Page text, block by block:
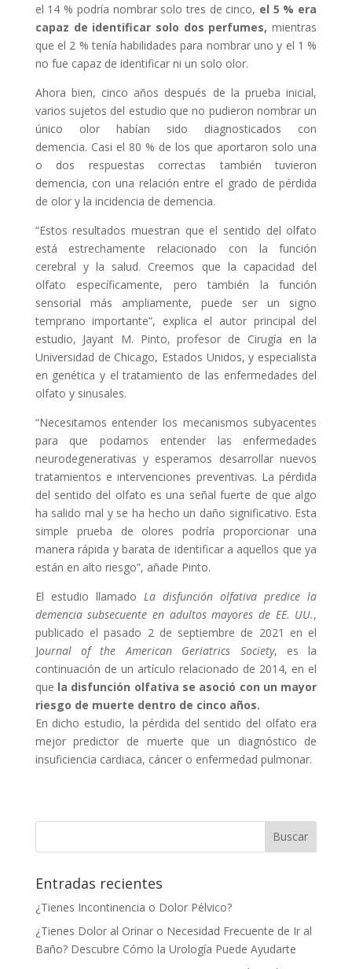
el 14 % podría nombrar solo tres de cinco, el 5 % era
capaz de identificar solo dos perfumes,mientras
que el 2 % tenía habilidades para nombrar uno y el 1 %
no fue capaz de identificar ni un solo olor.
Ahora bien, cinco años después de la prueba inicial,
varios sujetos del estudio que no pudieron nombrar un
único olor habían sido diagnosticados con
demencia. Casi el 80 % de los que aportaron solo una
o dos respuestas correctas también tuvieron
demencia, con una relación entre el grado de pérdida
de olor y la incidencia de demencia.
“Estos resultados muestran que el sentido del olfato
está estrechamente relacionado con la función
cerebral y la salud. Creemos que la capacidad del
olfato específicamente, pero también la función
sensorial más ampliamente, puede ser un signo
temprano importante”, explica el autor principal del
estudio, Jayant M. Pinto, profesor de Cirugía en la
Universidad de Chicago, Estados Unidos, y especialista
en genética y el tratamiento de las enfermedades del
olfato y sinusales.
“Necesitamos entender los mecanismos subyacentes
para que podamos entender las enfermedades
neurodegenerativas y esperamos desarrollar nuevos
tratamientos e intervenciones preventivas. La pérdida
del sentido del olfato es una señal fuerte de que algo
ha salido mal y se ha hecho un daño significativo. Esta
simple prueba de olores podría proporcionar una
manera rápida y barata de identificar a aquellos que ya
están en alto riesgo”, añade Pinto.
El estudio llamado La disfunción olfativa predice la
demencia subsecuente en adultos mayores de EE. UU.,
publicado el pasado 2 de septiembre de 2021 en el
Journal of the American Geriatrics Society, es la
continuación de un artículo relacionado de 2014, en el
que la disfunción olfativa se asoció con un mayor
riesgo de muerte dentro de cinco años.
En dicho estudio, la pérdida del sentido del olfato era
mejor predictor de muerte que un diagnóstico de
insuficiencia cardiaca, cáncer o enfermedad pulmonar.
Entradas recientes
¿Tienes Incontinencia o Dolor Pélvico?
¿Tienes Dolor al Orinar o Necesidad Frecuente de Ir al
Baño? Descubre Cómo la Urología Puede Ayudarte